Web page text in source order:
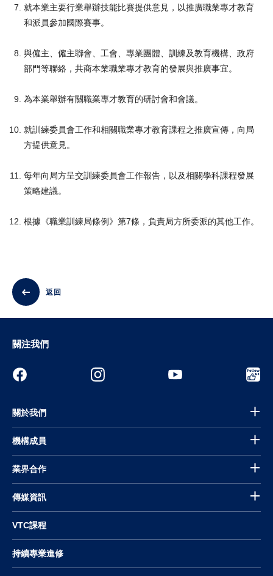
就本業主要行業舉辦技能比賽提供意見，以推廣職業專才教育
和派員參加國際賽事。
與僱主、僱主聯會、工會、專業團體、訓練及教育機構、政府
部門等聯絡，共商本業職業專才教育的發展與推廣事宜。
為本業舉辦有關職業專才教育的研討會和會議。
就訓練委員會工作和相關職業專才教育課程之推廣宣傳，向局
方提供意見。
每年向局方呈交訓練委員會工作報告，以及相關學科課程發展
策略建議。
根據《職業訓練局條例》第7條，負責局方所委派的其他工作。
返回
關注我們
關於我們
機構成員
業界合作
傳媒資訊
VTC課程
持續專業進修